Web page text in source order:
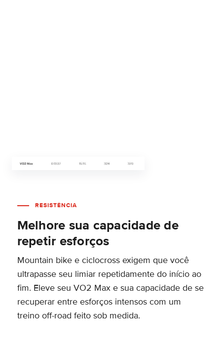
RESISTÊNCIA
Melhore sua capacidade de
repetir esforços
Mountain bike e ciclocross exigem que você
ultrapasse seu limiar repetidamente do início ao
fim. Eleve seu VO2 Max e sua capacidade de se
recuperar entre esforços intensos com um
treino off-road feito sob medida.